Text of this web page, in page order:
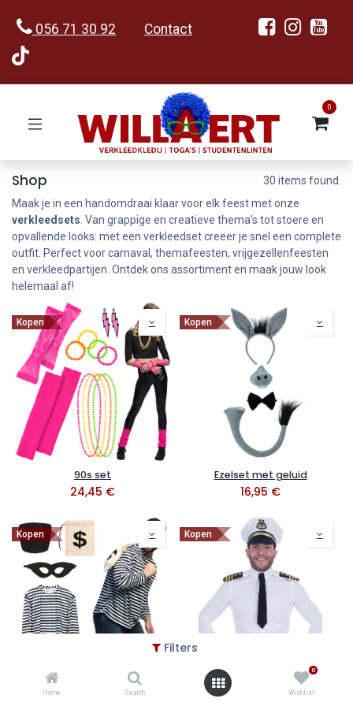
Filters
Home Search
0
Wishlist
056 71 30 92 Contact
0
Shop
30 items found.
Maak je in een handomdraai klaar voor elk feest met onze
verkleedsets . Van grappige en creatieve thema's tot stoere en
opvallende looks: met een verkleedset creëer je snel een complete
outfit. Perfect voor carnaval, themafeesten, vrijgezellenfeesten
en verkleedpartijen. Ontdek ons assortiment en maak jouw look
helemaal af!
Kopen
90s set
24,45 €
Kopen
Ezelset met geluid
16,95 €
Kopen Kopen
Kapiteinset 3delig